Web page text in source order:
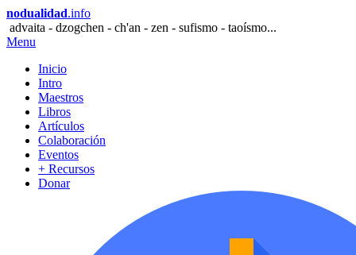
nodualidad.info
advaita - dzogchen - ch'an - zen - sufismo - taoísmo...
Menu
Inicio
Intro
Maestros
Libros
Artículos
Colaboración
Eventos
+ Recursos
Donar